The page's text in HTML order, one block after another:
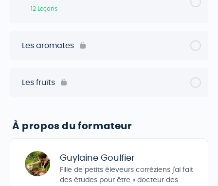
12 Leçons
Les aromates
Les fruits
À propos du formateur
Guylaine Goulfier
Fille de petits éleveurs corréziens j'ai fait
des études pour être « docteur des